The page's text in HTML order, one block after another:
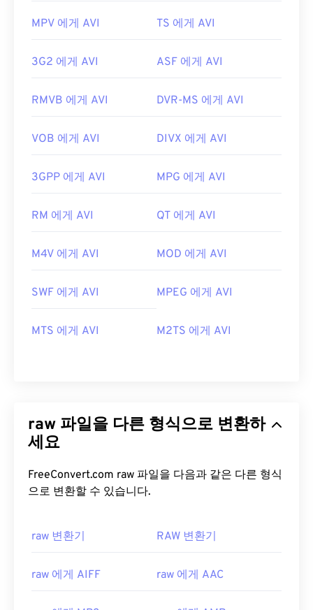
MPV 에게 AVI TS 에게 AVI
3G2 에게 AVI ASF 에게 AVI
RMVB 에게 AVI DVR-MS 에게 AVI
VOB 에게 AVI DIVX 에게 AVI
3GPP 에게 AVI MPG 에게 AVI
RM 에게 AVI QT 에게 AVI
M4V 에게 AVI MOD 에게 AVI
SWF 에게 AVI MPEG 에게 AVI
MTS 에게 AVI M2TS 에게 AVI
raw 파일을 다른 형식으로 변환하
세요
FreeConvert.com raw 파일을 다음과 같은 다른 형식
으로 변환할 수 있습니다.
raw 변환기 RAW 변환기
raw 에게 AIFF raw 에게 AAC